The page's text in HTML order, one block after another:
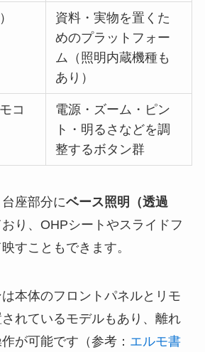
資料・実物を置くた
めのプラットフォー
ム（照明内蔵機種も
あり）
コ
電源・ズーム・ピン
ト・明るさなどを調
整するボタン群
座部分にベース照明（透過
り、OHPシートやスライドフ
すこともできます。
本体のフロントパネルとリモ
れているモデルもあり、離れ
が可能です（参考： エルモ書